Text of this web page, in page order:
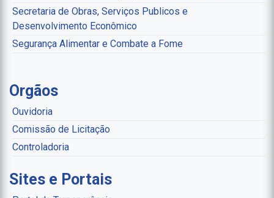
Secretaria de Obras, Serviços Publicos e
Desenvolvimento Econômico
Segurança Alimentar e Combate a Fome
Orgãos
Ouvidoria
Comissão de Licitação
Controladoria
Sites e Portais